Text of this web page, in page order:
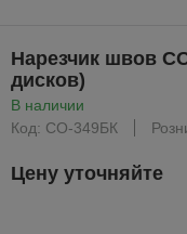
Нарезчик швов
дисков)
В наличии
Код: СО-349БК
Цену уточняйте